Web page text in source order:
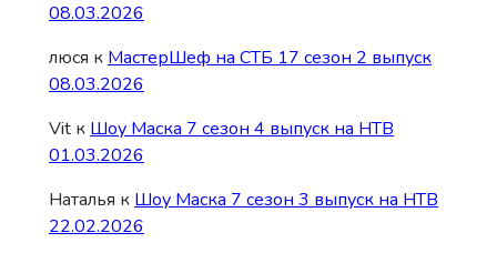
08.03.2026
люся к МастерШеф на СТБ 17 сезон 2 выпуск
08.03.2026
Vit к Шоу Маска 7 сезон 4 выпуск на НТВ
01.03.2026
Наталья к Шоу Маска 7 сезон 3 выпуск на НТВ
22.02.2026